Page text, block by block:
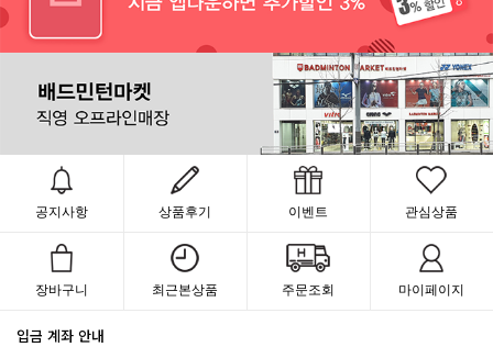
공지사항 상품후기 이벤트 관심상품
장바구니 최근본상품 주문조회 마이페이지
입금 계좌 안내